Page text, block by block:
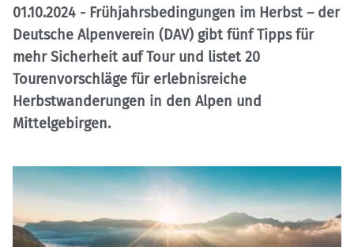
01.10.2024 - Frühjahrsbedingungen im Herbst – der
Deutsche Alpenverein (DAV) gibt fünf Tipps für
mehr Sicherheit auf Tour und listet 20
Tourenvorschläge für erlebnisreiche
Herbstwanderungen in den Alpen und
Mittelgebirgen.